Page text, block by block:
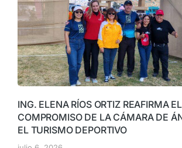
ING. ELENA RÍOS ORTIZ REAFIRMA EL
COMPROMISO DE LA CÁMARA DE
EL TURISMO DEPORTIVO